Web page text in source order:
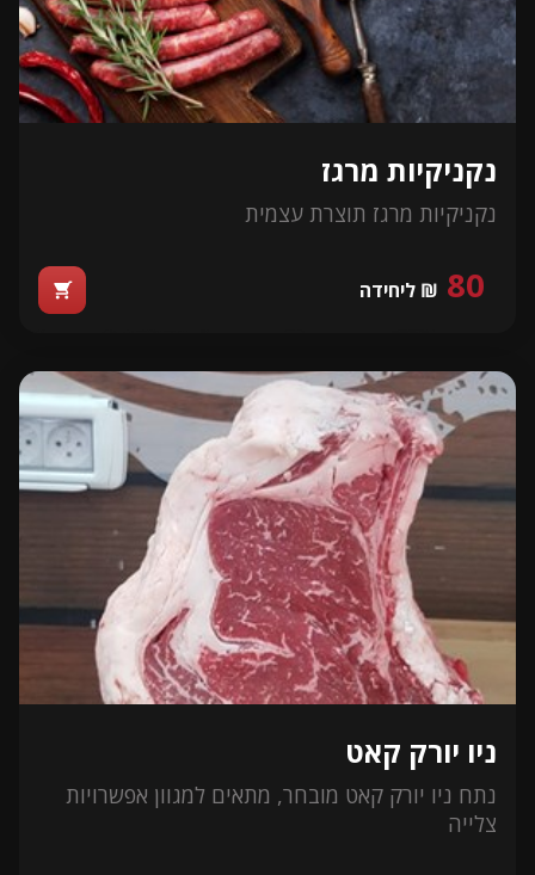
נקניקיות מרגז
נקניקיות מרגז תוצרת עצמית
80 ₪ ליחידה shopping_cart
ניו יורק קאט
נתח ניו יורק קאט מובחר, מתאים למגוון אפשרויות
צלייה